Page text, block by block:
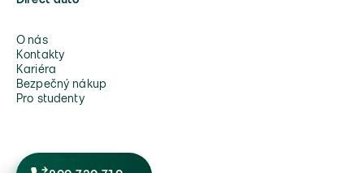
O nás
Kontakty
Kariéra
Bezpečný nákup
Pro studenty